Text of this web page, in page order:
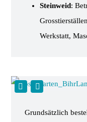
Steinweid:
Werkstatt,
Grundsätzlich